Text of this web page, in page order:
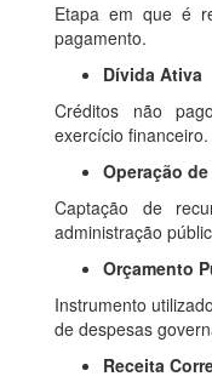
Etapa em que é
pagamento.
Dívida Ativa
Créditos não
exercício financeiro.
Operação
Captação de
administração
Orçamento
Instrumento
de despesas
Receita